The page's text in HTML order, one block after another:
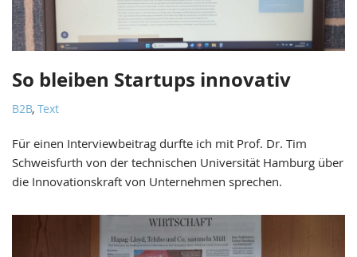
So bleiben Startups innovativ
B2B, Text
Für einen Interviewbeitrag durfte ich mit Prof. Dr. Tim
Schweisfurth von der technischen Universität Hamburg über
die Innovationskraft von Unternehmen sprechen.